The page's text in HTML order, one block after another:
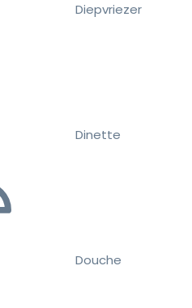
Diepvriezer
Dinette
Douche